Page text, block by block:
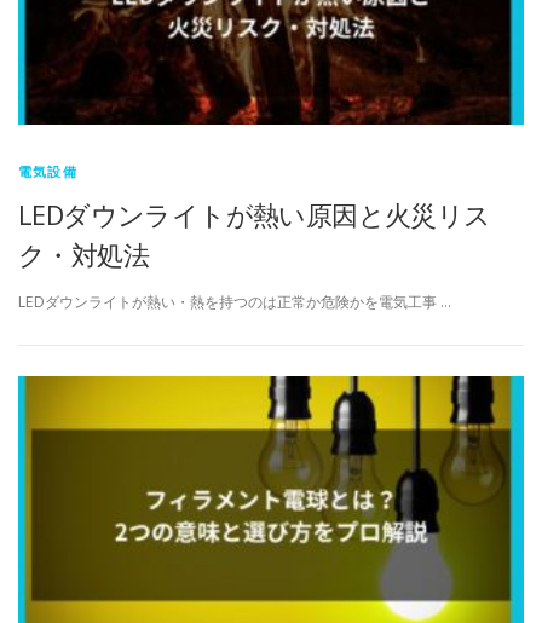
電気設備
LEDダウンライトが熱い原因と火災リス
ク・対処法
LEDダウンライトが熱い・熱を持つのは正常か危険かを電気工事 …